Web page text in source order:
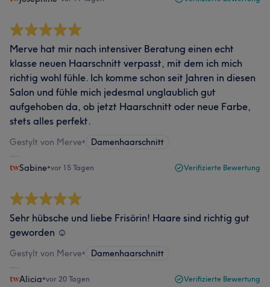
Merve hat mir nach intensiver Beratung einen echt
klasse neuen Haarschnitt verpasst, mit dem ich mich
richtig wohl fühle. Ich komme schon seit Jahren in diesen
Salon und fühle mich jedesmal unglaublich gut
aufgehoben da, ob jetzt Haarschnitt oder neue Farbe,
stets alles perfekt.
Gestylt von Merve• Damenhaarschnitt
Sabine•vor 15 Tagen Verifizierte Bewertung
Sehr hübsche und liebe Frisörin! Haare sind richtig gut
geworden ☺️
Gestylt von Merve• Damenhaarschnitt
Alicia•vor 20 Tagen Verifizierte Bewertung